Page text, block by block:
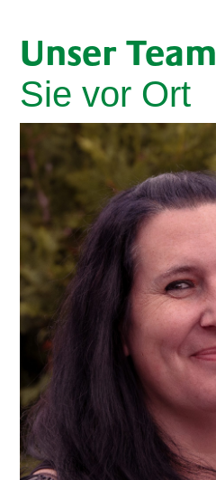
Unser Team
Sie vor Ort